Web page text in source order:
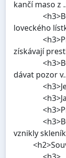
kančí maso z
loveckého
získávají
dávat pozor
<h3>Jak
<h3>První
vznikly